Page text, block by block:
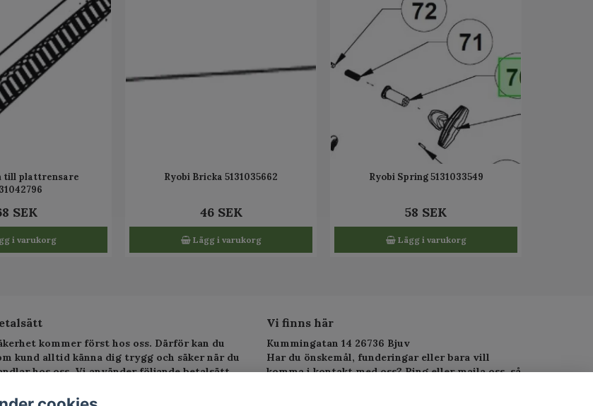
till plattrensare
SEK
i varukorg
Ryobi Bricka 5131035662
46 SEK
Lägg i varukorg
Ryobi Spring 5131033549
58 SEK
Lägg i varukorg
kommer först hos oss. Därför kan du
kund alltid känna dig trygg och säker när du
hos oss. Vi använder följande betalsätt.
Vi finns här
Kummingatan 14 26736 Bjuv
Har du önskemål, funderingar eller bara vill
komma i kontakt med oss? Ring eller maila oss, så